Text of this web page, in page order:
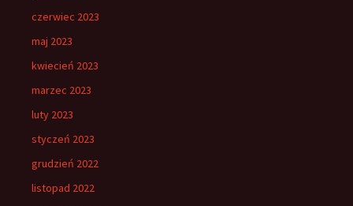
czerwiec 2023
maj 2023
kwiecień 2023
marzec 2023
luty 2023
styczeń 2023
grudzień 2022
listopad 2022